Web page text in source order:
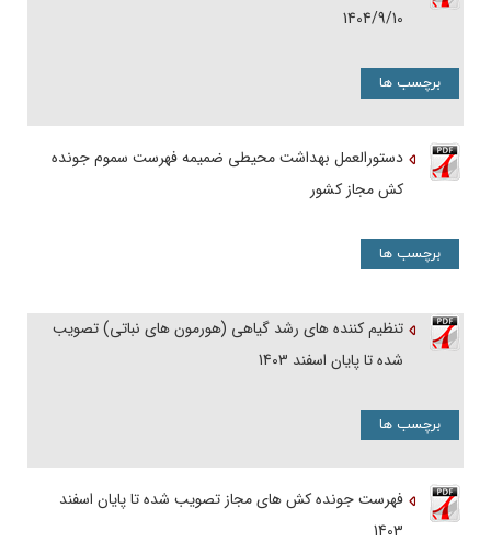
1404/9/10
برچسب ها
دستورالعمل بهداشت محیطی ضمیمه فهرست سموم جونده
کش مجاز کشور
برچسب ها
تنظیم کننده های رشد گیاهی (هورمون های نباتی) تصویب
شده تا پایان اسفند 1403
برچسب ها
فهرست جونده کش های مجاز تصویب شده تا پایان اسفند
1403